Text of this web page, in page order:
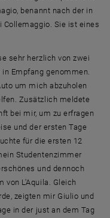
benannt nach der in
Collemaggio. Sie ist eines
sehr herzlich von zwei
in Empfang genommen.
um mich abzuholen
Zusätzlich meldete
bei mir, um zu erfragen
und der ersten Tage
für die ersten 12
Studentenzimmer
und dennoch
von L'Aquila. Gleich
zeigten mir Giulio und
in der just an dem Tag